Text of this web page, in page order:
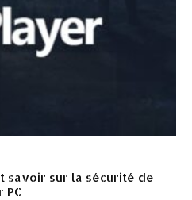
savoir sur la sécurité de
PC